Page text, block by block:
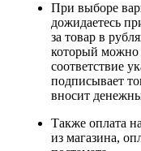
При выборе
дожидаетесь
за товар в
который можно
соответствие
подписывает
вносит
Также оплата
из магазина,